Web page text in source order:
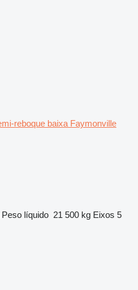
reboque baixa Faymonville
Peso líquido 21 500 kg Eixos 5